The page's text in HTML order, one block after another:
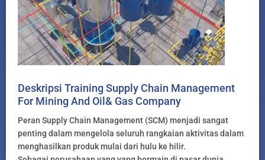
Deskripsi Training Supply Chain Management
For Mining And Oil& Gas Company
Peran Supply Chain Management (SCM) menjadi sangat
penting dalam mengelola seluruh rangkaian aktivitas dalam
menghasilkan produk mulai dari hulu ke hilir.